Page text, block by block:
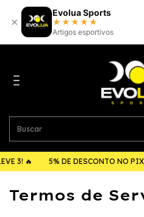
×
Evolua Sports
★★★★★
Artigos esportivos
3! 🔥 5% DE DESCONTO NO
Termos de